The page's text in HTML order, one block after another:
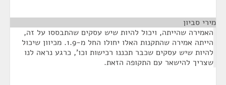
מירי סביון
האמירה שהייתה, ויכול להיות שיש עסקים שהתבססו על זה,
הייתה אמירה שהתקנות האלו יחולו החל מ-1.9. מכיוון שיכול
להיות שיש עסקים שכבר תכננו רכישות וכו', כרגע נראה לנו
שצריך להישאר עם התקופה הזאת.